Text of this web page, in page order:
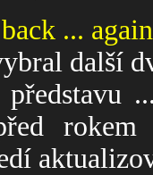
...
další
rokem